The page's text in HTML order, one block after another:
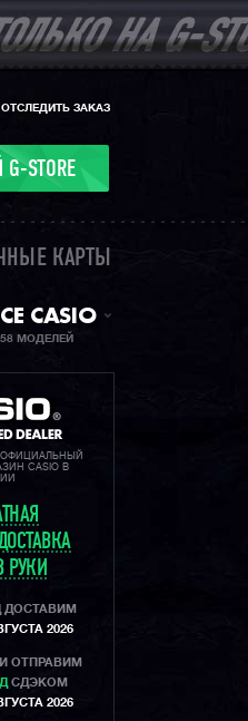
ОТСЛЕДИТЬ ЗАКАЗ
STORE
КАРТЫ
CASIO
МОДЕЛЕЙ
- ОФИЦИАЛЬНЫЙ
CASIO В
РУКИ
ДОСТАВИМ
2026
ОТПРАВИМ
СДЭКОМ
2026